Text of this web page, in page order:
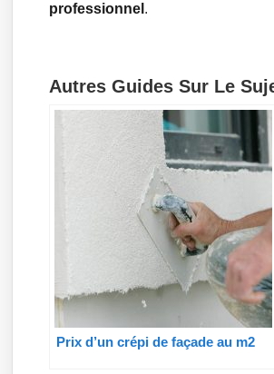
professionnel .
Autres Guides Sur Le
Prix d’un crépi de façade au m2